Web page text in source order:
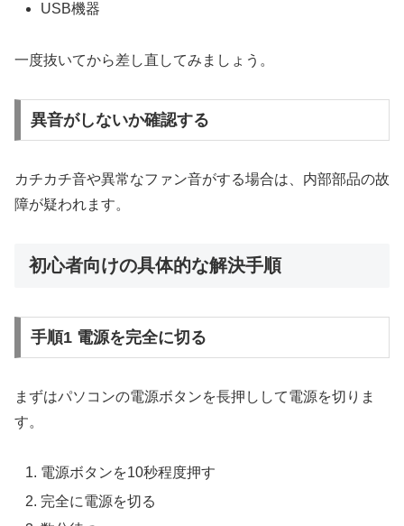
USB機器
一度抜いてから差し直してみましょう。
異音がしないか確認する
カチカチ音や異常なファン音がする場合は、内部部品の故
障が疑われます。
初心者向けの具体的な解決手順
手順1 電源を完全に切る
まずはパソコンの電源ボタンを長押しして電源を切りま
す。
電源ボタンを10秒程度押す
完全に電源を切る